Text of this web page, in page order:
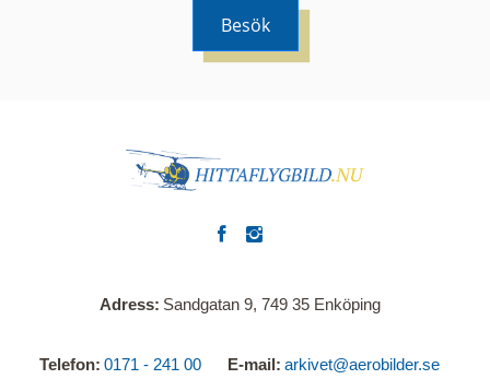
Besök
Adress Sandgatan 9, 749 35 Enköping
Telefon 0171 - 241 00 E-mail arkivet@aerobilder.se